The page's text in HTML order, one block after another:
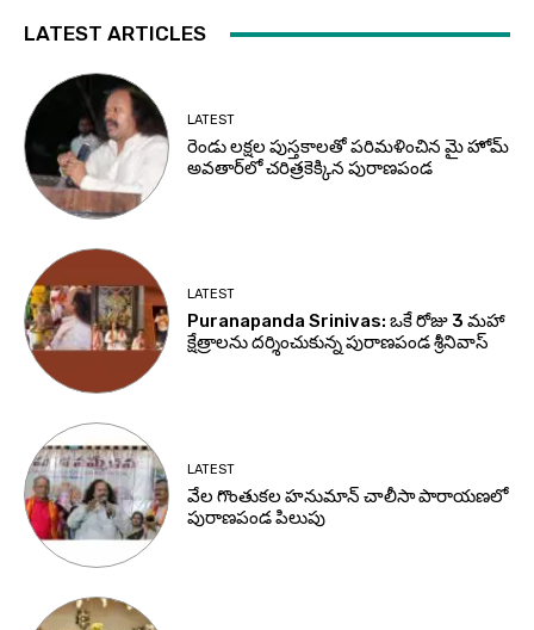
LATEST ARTICLES
LATEST
రెండు లక్షల పుస్తకాలతో పరిమళించిన మై హోమ్
అవతార్‌లో చరిత్రకెక్కిన పురాణపండ
LATEST
Puranapanda Srinivas: ఒకే రోజు 3 మహా
క్షేత్రాలను దర్శించుకున్న పురాణపండ శ్రీనివాస్
LATEST
వేల గొంతుకల హనుమాన్ చాలీసా పారాయణలో
పురాణపండ పిలుపు